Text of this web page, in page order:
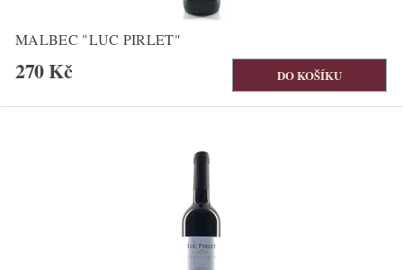
MALBEC "LUC PIRLET"
270 Kč